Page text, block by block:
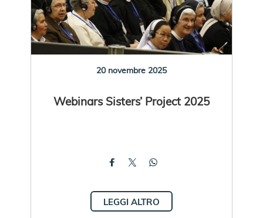
20 novembre 2025
Webinars Sisters’ Project 2025
LEGGI ALTRO